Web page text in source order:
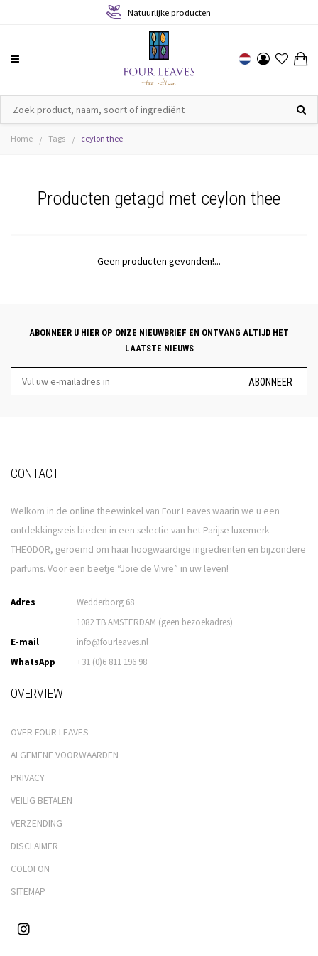
Natuurlijke producten
Home / Tags / ceylon thee
Producten getagd met ceylon thee
Geen producten gevonden!...
ABONNEER U HIER OP ONZE NIEUWBRIEF EN ONTVANG ALTIJD HET
LAATSTE NIEUWS
ABONNEER
CONTACT
Welkom in de online theewinkel van Four Leaves waarin we u een
ontdekkingsreis bieden in een selectie van het Parijse luxemerk
THEODOR, geroemd om haar hoogwaardige ingrediënten en bijzondere
parfums. Voor een beetje “Joie de Vivre” in uw leven!
Adres
Wedderborg 68
1082 TB AMSTERDAM (geen bezoekadres)
E-mail
info@fourleaves.nl
WhatsApp
+31 (0)6 811 196 98
OVERVIEW
OVER FOUR LEAVES
ALGEMENE VOORWAARDEN
PRIVACY
VEILIG BETALEN
VERZENDING
DISCLAIMER
COLOFON
SITEMAP